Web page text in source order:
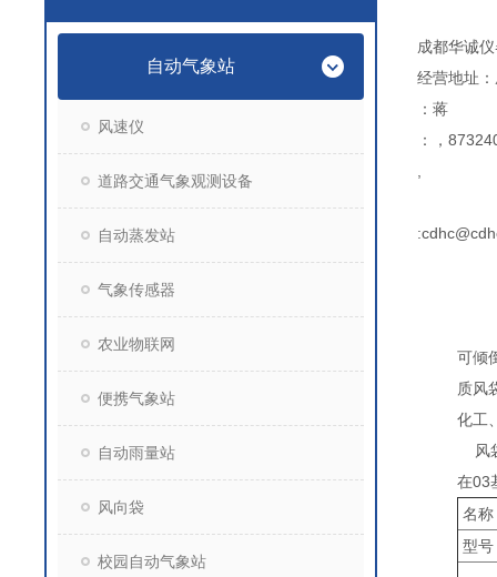
自动气象站
风速仪
道路交通气象观测设备
自动蒸发站
气象传感器
农业物联网
便携气象站
自动雨量站
风向袋
校园自动气象站
成都华诚
经营地址
：蒋
：，
可倾
质风
化工
风
在03
名称
型号